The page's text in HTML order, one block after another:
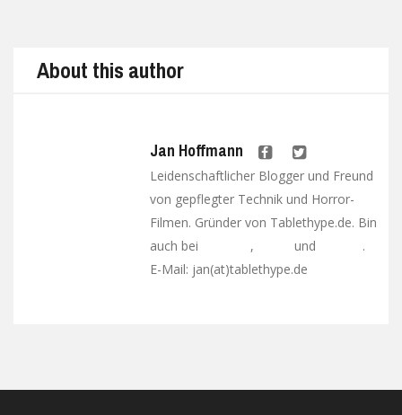
About this author
Jan Hoffmann
Leidenschaftlicher Blogger und Freund
von gepflegter Technik und Horror-
Filmen. Gründer von Tablethype.de. Bin
auch bei
, und
.
E-Mail: jan(at)tablethype.de